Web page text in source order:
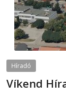
Híradó
Víkend